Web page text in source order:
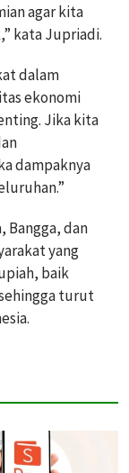
agar kita
kata Jupriadi.
dalam
ekonomi
Jika kita
dampaknya
Bangga, dan
yang
baik
turut